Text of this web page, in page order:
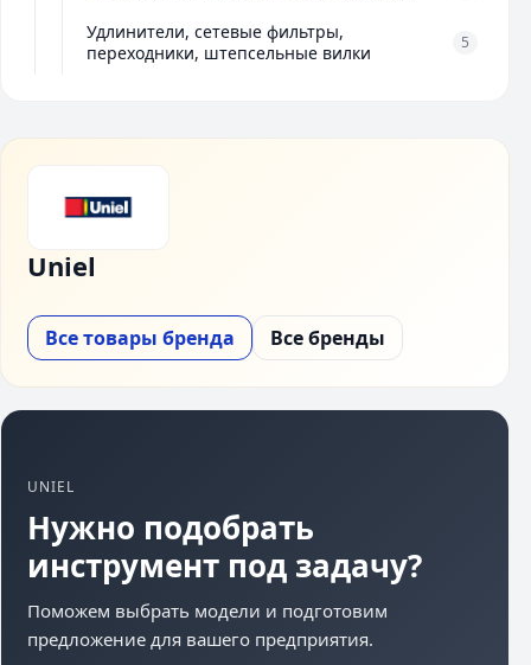
Удлинители, сетевые фильтры,
переходники, штепсельные вилки
5
Uniel
Все товары бренда Все бренды
UNIEL
Нужно подобрать
инструмент под задачу?
Поможем выбрать модели и подготовим
предложение для вашего предприятия.